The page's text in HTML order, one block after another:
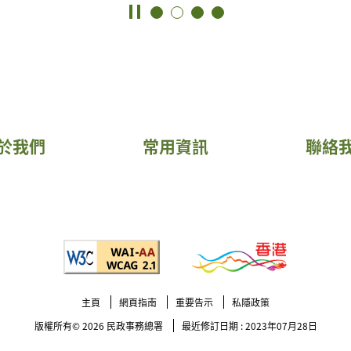
我們 常用資訊 聯絡
主頁 網頁指南 重要告示
私隱政策
版權所有© 2026 民政事務總署 最近修訂日期 : 2023年07月28日